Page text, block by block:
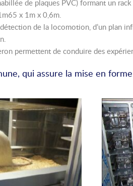
de plaques PVC) formant un
x 1m x 0,6m.
de la locomotion, d’un plan
permettent de conduire des
qui assure la mise en